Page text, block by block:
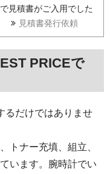
見積書がご入用でした
見積書発行依頼
PRICEで
るだけではありませ
トナー充填、組立、
います。腕時計でい